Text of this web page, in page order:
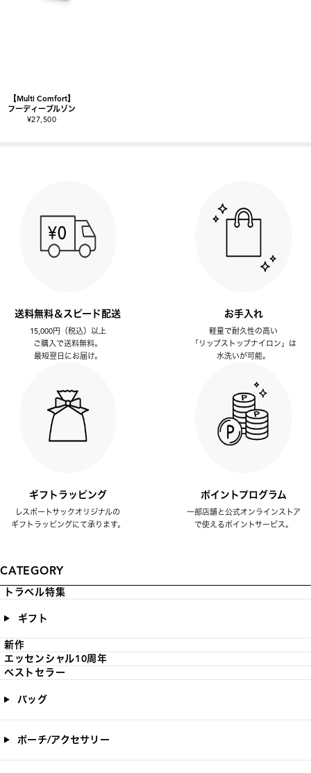
【Multi Comfort】
フーディーブルゾン
¥27,500
送料無料＆スピード配送
15,000円（税込）以上
ご購入で送料無料。
最短翌日にお届け。
お手入れ
軽量で耐久性の高い
「リップストップナイロン」は
水洗いが可能。
ギフトラッピング
レスポートサックオリジナルの
ギフトラッピングにて承ります。
ポイントプログラム
一部店舗と公式オンラインストア
で使えるポイントサービス。
CATEGORY
トラベル特集
ギフト
新作
エッセンシャル10周年
ベストセラー
バッグ
ポーチ/アクセサリー